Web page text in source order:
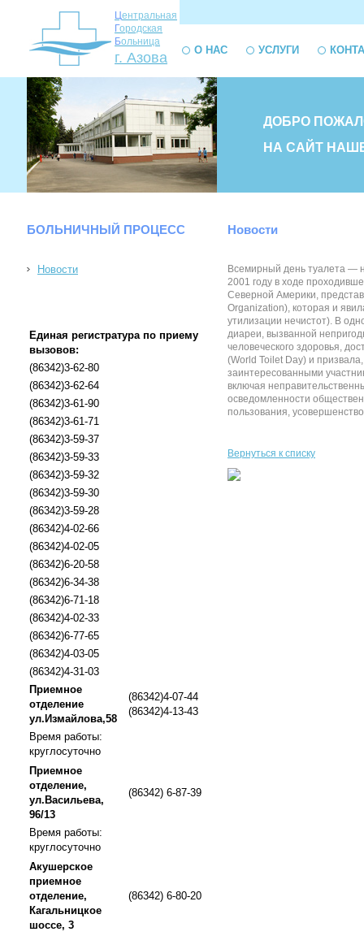
Центральная
Городская
Больница
г. Азова О НАС УСЛУГИ
ДОБРО
НА САЙТ
БОЛЬНИЧНЫЙ ПРОЦЕСС
Новости
Единая регистратура по приему
вызовов:
(86342)3-62-80
(86342)3-62-64
(86342)3-61-90
(86342)3-61-71
(86342)3-59-37
(86342)3-59-33
(86342)3-59-32
(86342)3-59-30
(86342)3-59-28
(86342)4-02-66
(86342)4-02-05
(86342)6-20-58
(86342)6-34-38
(86342)6-71-18
(86342)4-02-33
(86342)6-77-65
(86342)4-03-05
(86342)4-31-03
Приемное
отделение
ул.Измайлова,58
(86342)4-07-44
(86342)4-13-43
Время работы:
круглосуточно
Приемное
отделение,
ул.Васильева,
96/13
(86342) 6-87-39
Время работы:
круглосуточно
Акушерское
приемное
отделение,
Кагальницкое
шоссе, 3
(86342) 6-80-20
Новости
Всемирный день туалета —
2001 году в ходе
Северной Америки,
Organization), которая и
утилизации нечистот). В
диареи, вызванной
человеческого здоровья,
(World Toilet Day) и
заинтересованными
включая
осведомленности
пользования,
Вернуться к списку